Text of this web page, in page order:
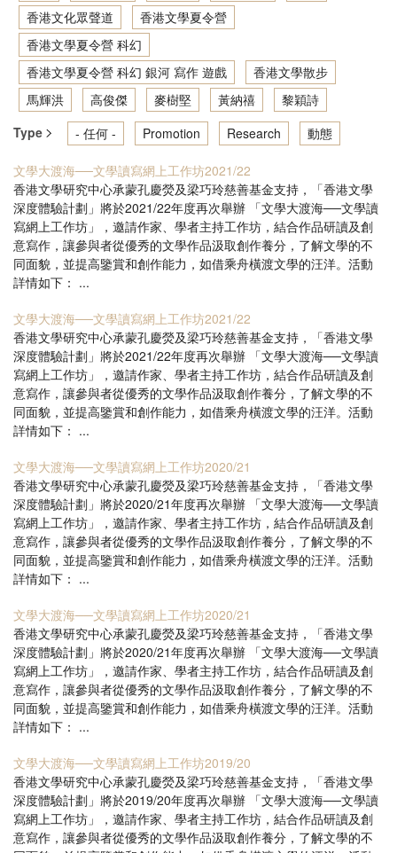
香港文化眾聲道
香港文學夏令營
香港文學夏令營 科幻
香港文學夏令營 科幻 銀河 寫作 遊戲
香港文學散步
馬輝洪
高俊傑 麥樹堅 黃納禧
黎穎詩
Type
- 任何 - Promotion Research 動態
文學大渡海──文學讀寫網上工作坊2021/22
香港文學研究中心承蒙孔慶熒及梁巧玲慈善基金支持，「香港文學
深度體驗計劃」將於2021/22年度再次舉辦 「文學大渡海──文學讀
寫網上工作坊」，邀請作家、學者主持工作坊，結合作品研讀及創
意寫作，讓參與者從優秀的文學作品汲取創作養分，了解文學的不
同面貌，並提高鑒賞和創作能力，如借乘舟橫渡文學的汪洋。活動
詳情如下： ...
文學大渡海──文學讀寫網上工作坊2021/22
香港文學研究中心承蒙孔慶熒及梁巧玲慈善基金支持，「香港文學
深度體驗計劃」將於2021/22年度再次舉辦 「文學大渡海──文學讀
寫網上工作坊」，邀請作家、學者主持工作坊，結合作品研讀及創
意寫作，讓參與者從優秀的文學作品汲取創作養分，了解文學的不
同面貌，並提高鑒賞和創作能力，如借乘舟橫渡文學的汪洋。活動
詳情如下： ...
文學大渡海──文學讀寫網上工作坊2020/21
香港文學研究中心承蒙孔慶熒及梁巧玲慈善基金支持，「香港文學
深度體驗計劃」將於2020/21年度再次舉辦 「文學大渡海──文學讀
寫網上工作坊」，邀請作家、學者主持工作坊，結合作品研讀及創
意寫作，讓參與者從優秀的文學作品汲取創作養分，了解文學的不
同面貌，並提高鑒賞和創作能力，如借乘舟橫渡文學的汪洋。活動
詳情如下： ...
文學大渡海──文學讀寫網上工作坊2020/21
香港文學研究中心承蒙孔慶熒及梁巧玲慈善基金支持，「香港文學
深度體驗計劃」將於2020/21年度再次舉辦 「文學大渡海──文學讀
寫網上工作坊」，邀請作家、學者主持工作坊，結合作品研讀及創
意寫作，讓參與者從優秀的文學作品汲取創作養分，了解文學的不
同面貌，並提高鑒賞和創作能力，如借乘舟橫渡文學的汪洋。活動
詳情如下： ...
文學大渡海──文學讀寫網上工作坊2019/20
香港文學研究中心承蒙孔慶熒及梁巧玲慈善基金支持，「香港文學
深度體驗計劃」將於2019/20年度再次舉辦 「文學大渡海──文學讀
寫網上工作坊」，邀請作家、學者主持工作坊，結合作品研讀及創
意寫作，讓參與者從優秀的文學作品汲取創作養分，了解文學的不